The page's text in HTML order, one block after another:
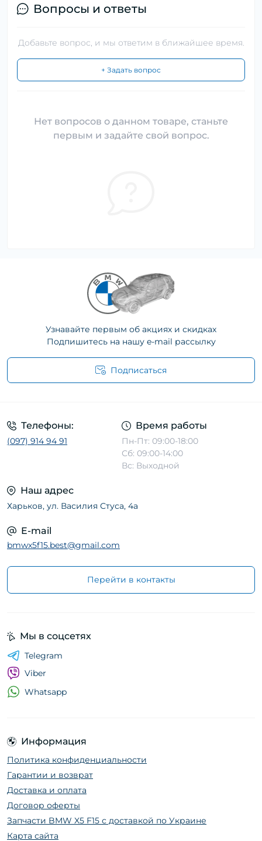
Вопросы и ответы
Добавьте вопрос, и мы ответим в ближайшее время.
+ Задать вопрос
Нет вопросов о данном товаре, станьте
первым и задайте свой вопрос.
Узнавайте первым об акциях и скидках
Подпишитесь на нашу e-mail рассылку
Подписаться
Телефоны:
(097) 914 94 91
Время работы
Пн-Пт: 09:00-18:00
Сб: 09:00-14:00
Вс: Выходной
Наш адрес
Харьков, ул. Василия Стуса, 4а
E-mail
bmwx5f15.best@gmail.com
Перейти в контакты
Информация
Политика конфиденциальности
Гарантии и возврат
Доставка и оплата
Договор оферты
Запчасти BMW X5 F15 с доставкой по Украине
Карта сайта
Мы в соцсетях
Telegram
Viber
Whatsapp